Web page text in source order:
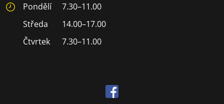
Pondělí
7.30–11.00
Středa
14.00–17.00
Čtvrtek
7.30–11.00